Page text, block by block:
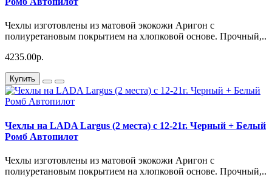
Чехлы изготовлены из матовой экокожи Аригон с
полиуретановым покрытием на хлопковой основе. Прочный,..
4235.00р.
Купить
Чехлы на LADA Largus (2 места) c 12-21г. Черный + Белый
Ромб Автопилот
Чехлы изготовлены из матовой экокожи Аригон с
полиуретановым покрытием на хлопковой основе. Прочный,..